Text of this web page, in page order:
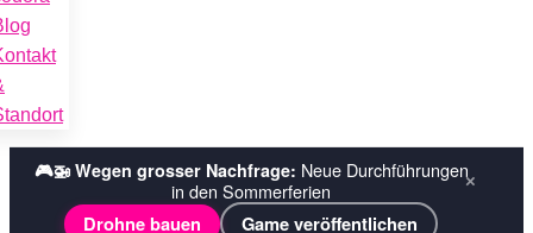
☀️ Sommerferien bei codora:Tech-Explorer-Wochen ›
Wochenkurse Ferienplausch (Halbtage) ›
×